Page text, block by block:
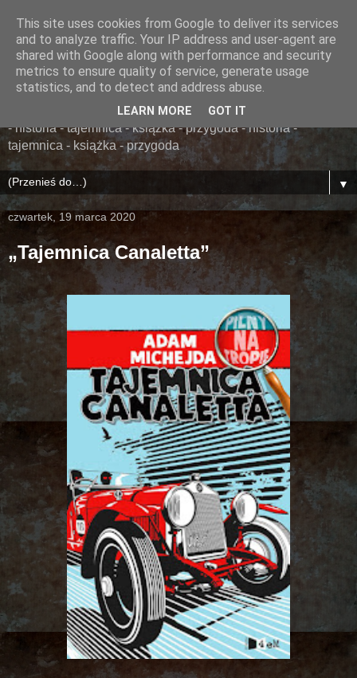
......... ZAPOMNIANA
BIBLIOTEKA ........
książka - przygoda - historia - tajemnica - książka - przygoda
- historia - tajemnica - książka - przygoda - historia -
tajemnica - książka - przygoda
▼
czwartek, 19 marca 2020
„Tajemnica Canaletta”
This site uses cookies from Google to deliver its services
and to analyze traffic. Your IP address and user-agent are
shared with Google along with performance and security
metrics to ensure quality of service, generate usage
statistics, and to detect and address abuse.
LEARN MORE GOT IT